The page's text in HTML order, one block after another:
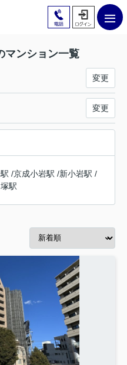
マンション一覧
変更
変更
/京成小岩駅 /新小岩駅 /
駅